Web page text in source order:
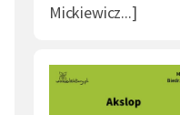
Mickiewicz...]